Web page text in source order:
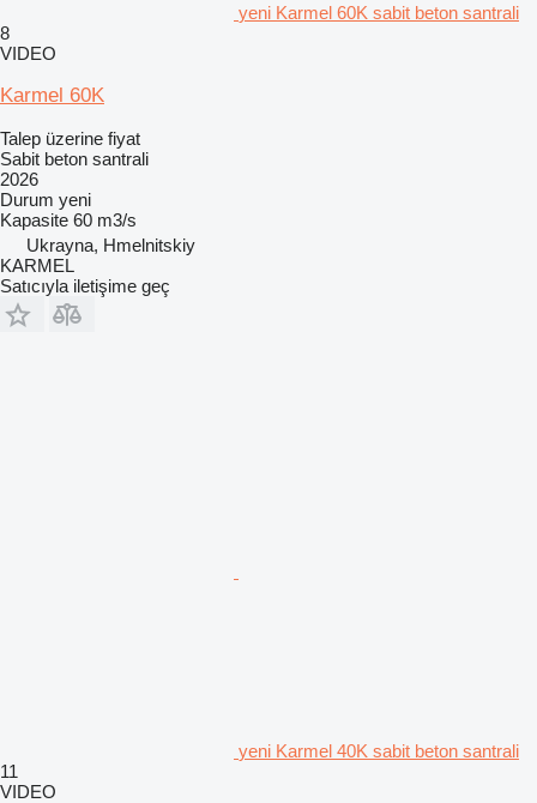
yeni Karmel 60K sabit beton santrali
8
VIDEO
Karmel 60K
Talep üzerine fiyat
Sabit beton santrali
2026
Durum yeni
Kapasite 60 m3/s
Ukrayna, Hmelnitskiy
KARMEL
Satıcıyla iletişime geç
yeni Karmel 40K sabit beton santrali
11
VIDEO